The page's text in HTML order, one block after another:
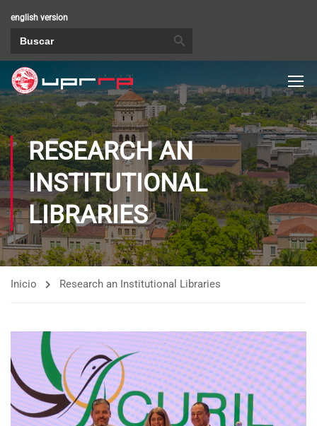
english version
RESEARCH AN
INSTITUTIONAL
LIBRARIES
Inicio Research an Institutional Libraries